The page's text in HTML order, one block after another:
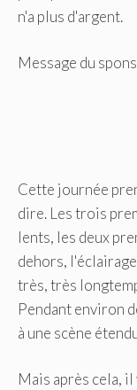
n'a plus d'argent.
Message du
Cette journée
dire. Les trois
lents, les deux
dehors,
très, très
Pendant environ
à une scène
Mais après cela, il